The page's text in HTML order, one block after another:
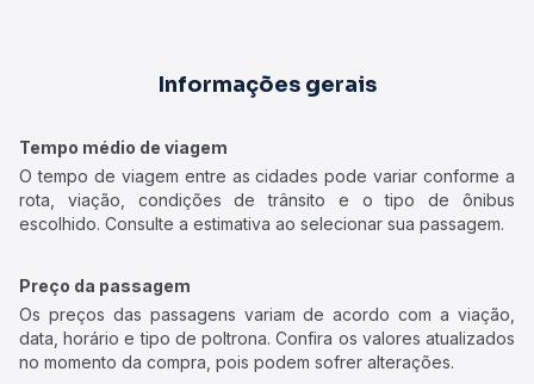
Informações gerais
Tempo médio de viagem
O tempo de viagem entre as cidades pode variar conforme a
rota, viação, condições de trânsito e o tipo de ônibus
escolhido. Consulte a estimativa ao selecionar sua passagem.
Preço da passagem
Os preços das passagens variam de acordo com a viação,
data, horário e tipo de poltrona. Confira os valores atualizados
no momento da compra, pois podem sofrer alterações.